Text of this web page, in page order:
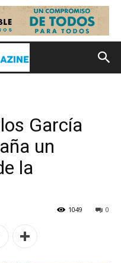
García
un
la
0
1049